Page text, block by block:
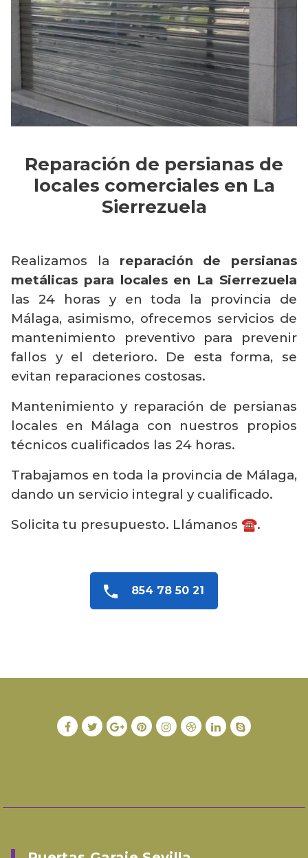
Reparación de persianas de
locales comerciales en La
Sierrezuela
Realizamos la reparación de persianas
metálicas para locales en La Sierrezuela
las 24 horas y en toda la provincia de
Málaga, asimismo, ofrecemos servicios de
mantenimiento preventivo para prevenir
fallos y el deterioro. De esta forma, se
evitan reparaciones costosas.
Mantenimiento y reparación de persianas
locales en Málaga con nuestros propios
técnicos cualificados las 24 horas.
Trabajamos en toda la provincia de Málaga,
dando un servicio integral y cualificado.
Solicita tu presupuesto. Llámanos ☎️.
854 78 50 21